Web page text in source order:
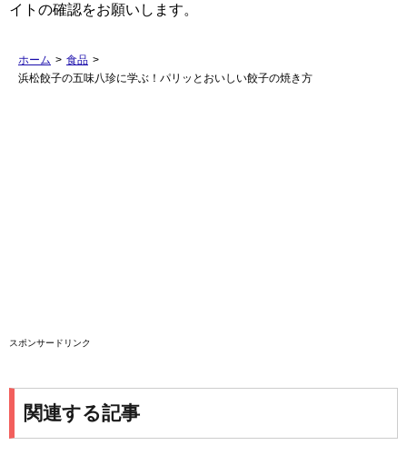
イトの確認をお願いします。
ホーム > 食品 >
浜松餃子の五味八珍に学ぶ！パリッとおいしい餃子の焼き方
スポンサードリンク
関連する記事